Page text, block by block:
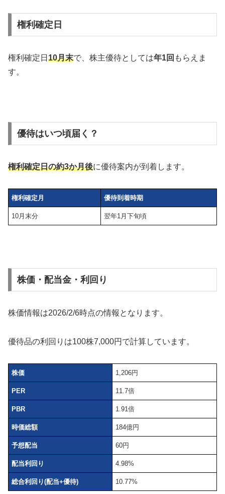
権利確定日
権利確定日 10月末で、株主優待としては年1回 もらえま
す。
優待はいつ頃届く？
権利確定日の約3か月後に優待案内が到着します。
権利確定月 優待到着時期
10月末分 翌年1月下旬頃
株価・配当金・利回り
株価情報は2026/2/6時点の情報となります。
優待品の利回りは100株7,000円で計算しています。
株価 1,206円
PER 11.7倍
PBR 1.91倍
時価総額 184億円
予想配当 60円
配当利回り 4.98%
総合利回り(配当+優待) 10.77%